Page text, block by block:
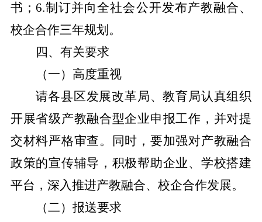
书； 6.制订并向全社会公开发布产教融合、
校企合作三年规划。
四、有关要求
（一）高度重视
请各县区发展改革局、教育局认真组织
开展省级产教融合型企业申报工作，并对提
交材料严格审查。同时，要加强对产教融合
政策的宣传辅导，积极帮助企业、学校搭建
平台，深入推进产教融合、校企合作发展。
（二）报送要求